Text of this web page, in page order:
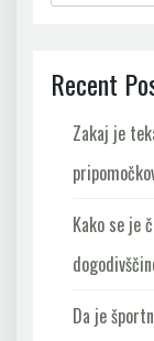
Recent
Zakaj je
Kako se je
Da je